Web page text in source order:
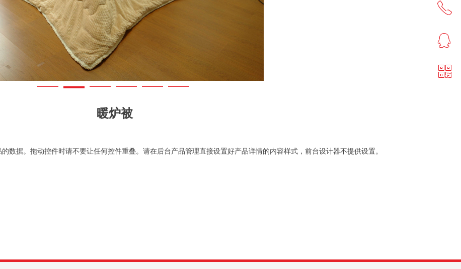
暖炉被
数据。拖动控件时请不要让任何控件重叠。请在后台产品管理直接设置好产品详情的内容样式，前台设计器不提供设置。
回到顶部
ꂅ
ꁗ
QQ客服
ꀥ